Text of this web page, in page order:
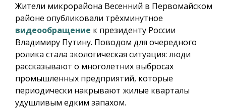
Жители микрорайона Весенний в Первомайском
районе опубликовали трёхминутное
видеообращение к президенту России
Владимиру Путину. Поводом для очередного
ролика стала экологическая ситуация: люди
рассказывают о многолетних выбросах
промышленных предприятий, которые
периодически накрывают жилые кварталы
удушливым едким запахом.